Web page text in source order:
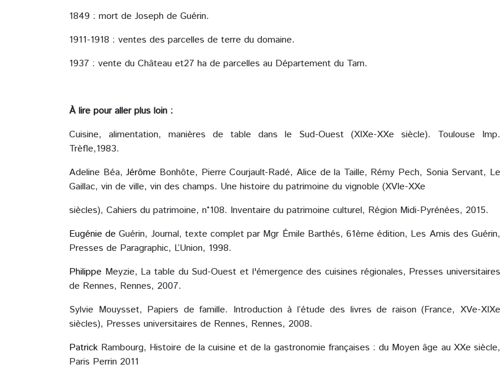
1849 : mort de Joseph de Guérin.
1911-1918 : ventes des parcelles de terre du domaine.
1937 : vente du Château et27 ha de parcelles au Département du Tarn.
À lire pour aller plus loin :
Cuisine, alimentation, manières de table dans le Sud-Ouest (XIXe-XXe siècle). Toulouse Imp.
Trèfle,1983.
Adeline Béa,Jérôme Bonhôte, Pierre Courjault-Radé, Alice de la Taille, Rémy Pech, Sonia Servant, Le
Gaillac, vin de ville, vin des champs. Une histoire du patrimoine du vignoble (XVIe-XXe
siècles), Cahiers du patrimoine, n°108. Inventaire du patrimoine culturel, Région Midi-Pyrénées, 2015.
Eugénie deGuérin, Journal, texte complet par Mgr Émile Barthés, 61ème édition, Les Amis des Guérin,
Presses de Paragraphic, L’Union, 1998.
Philippe Meyzie, La table du Sud-Ouest et l'émergence des cuisines régionales, Presses universitaires
de Rennes, Rennes, 2007.
Sylvie Mouysset, Papiers de famille. Introduction à l’étude des livres de raison (France, XVe-XIXe
siècles), Presses universitaires de Rennes, Rennes, 2008.
Patrick Rambourg, Histoire de la cuisine et de la gastronomie françaises : du Moyen âge au XXe siècle,
Paris Perrin 2011